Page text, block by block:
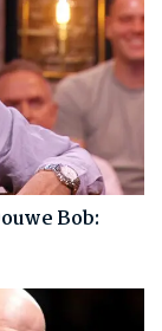
Bob: